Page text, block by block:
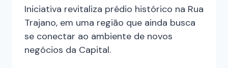
Iniciativa revitaliza prédio histórico na Rua
Trajano, em uma região que ainda busca
se conectar ao ambiente de novos
negócios da Capital.